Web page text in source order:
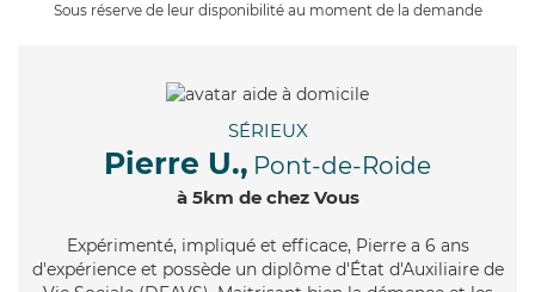
Sous réserve de leur disponibilité au moment de la demande
SÉRIEUX
Pierre U., Pont-de-Roide
à 5km de chez Vous
Expérimenté, impliqué et efficace, Pierre a 6 ans
d'expérience et possède un diplôme d'État d'Auxiliaire de